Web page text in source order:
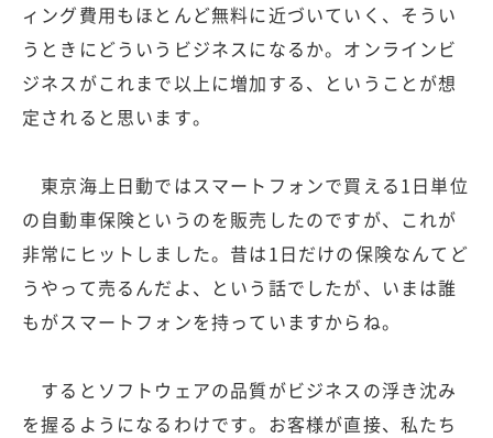
ィング費用もほとんど無料に近づいていく、そうい
うときにどういうビジネスになるか。オンラインビ
ジネスがこれまで以上に増加する、ということが想
定されると思います。
東京海上日動ではスマートフォンで買える1日単位
の自動車保険というのを販売したのですが、これが
非常にヒットしました。昔は1日だけの保険なんてど
うやって売るんだよ、という話でしたが、いまは誰
もがスマートフォンを持っていますからね。
するとソフトウェアの品質がビジネスの浮き沈み
を握るようになるわけです。お客様が直接、私たち